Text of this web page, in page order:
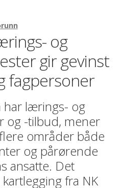
og
gir gevinst
fagpersoner
har lærings- og
og -tilbud, mener
områder både
og pårørende
ansatte. Det
fra NK